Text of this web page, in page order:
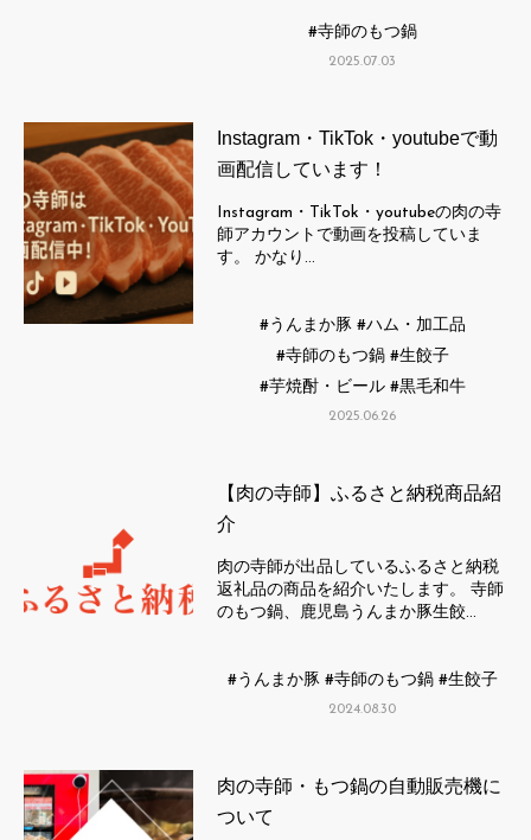
寺師のもつ鍋
2025.07.03
Instagram・TikTok・youtubeで動
画配信しています！
Instagram・TikTok・youtubeの肉の寺
師アカウントで動画を投稿していま
す。 かなり…
うんまか豚
ハム・加工品
寺師のもつ鍋
生餃子
芋焼酎・ビール
黒毛和牛
2025.06.26
【肉の寺師】ふるさと納税商品紹
介
肉の寺師が出品しているふるさと納税
返礼品の商品を紹介いたします。 寺師
のもつ鍋、鹿児島うんまか豚生餃…
うんまか豚 寺師のもつ鍋 生餃子
2024.08.30
肉の寺師・もつ鍋の自動販売機に
ついて